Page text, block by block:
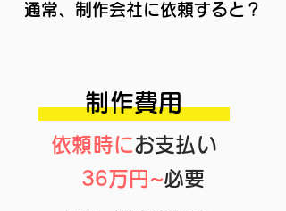
通常、制作会社に依頼すると？
依頼時にお支払い
36万円~必要
制作費用